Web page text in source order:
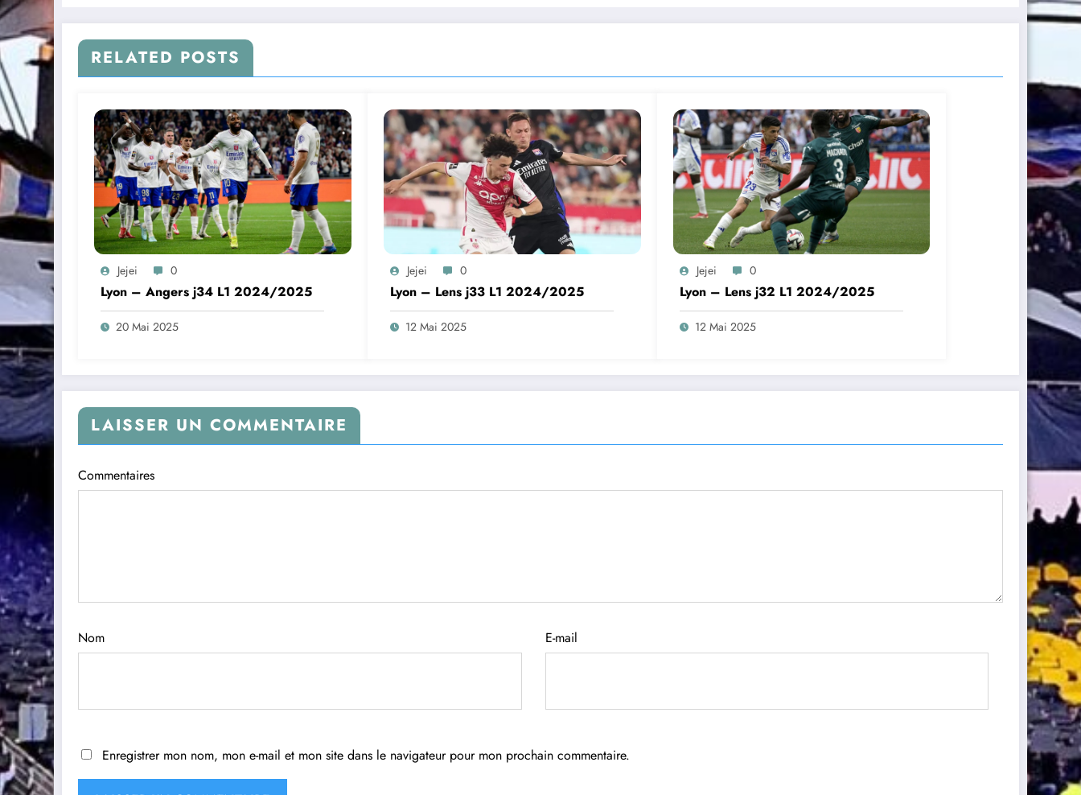
RELATED POSTS
Jejei 0
Lyon – Angers j34 L1 2024/2025
20 Mai 2025
Jejei 0
Lyon – Lens j33 L1 2024/2025
12 Mai 2025
Jejei 0
Lyon – Lens j32 L1 2024/2025
12 Mai 2025
LAISSER UN COMMENTAIRE
Commentaires
Nom E-mail
Enregistrer mon nom, mon e-mail et mon site dans le navigateur pour mon prochain commentaire.